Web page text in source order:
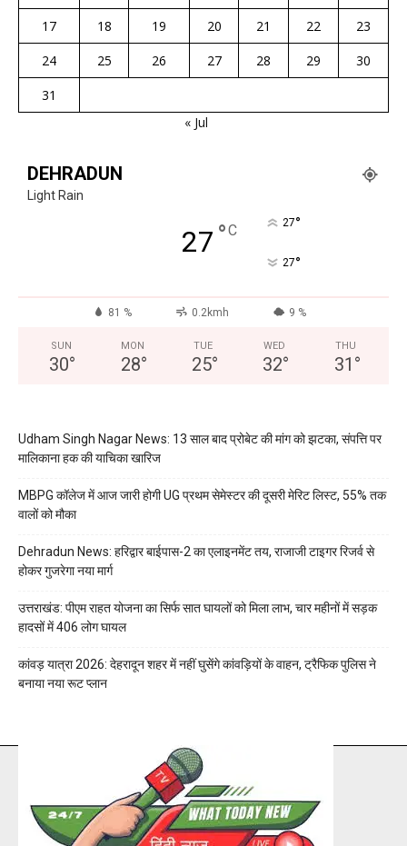
17 18 19 20 21 22
23
24
25 26 27 28 29
30
31
« Jul
DEHRADUN
Light Rain
27 °C 27°
27°
81 % 0.2kmh 9 %
SUN
30°
MON
28°
TUE
25°
WED
32°
THU
31 °
Udham Singh Nagar News: 13 साल बाद प्रोबेट की मांग को झटका, संपत्ति पर
मालिकाना हक की याचिका खारिज
MBPG कॉलेज में आज जारी होगी UG प्रथम सेमेस्टर की दूसरी मेरिट लिस्ट, 55% तक
वालों को मौका
Dehradun News: हरिद्वार बाईपास-2 का एलाइनमेंट तय, राजाजी टाइगर रिजर्व से
होकर गुजरेगा नया मार्ग
उत्तराखंड: पीएम राहत योजना का सिर्फ सात घायलों को मिला लाभ, चार महीनों में सड़क
हादसों में 406 लोग घायल
कांवड़ यात्रा 2026: देहरादून शहर में नहीं घुसेंगे कांवड़ियों के वाहन, ट्रैफिक पुलिस ने
बनाया नया रूट प्लान